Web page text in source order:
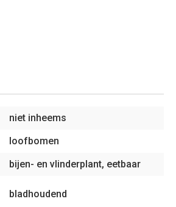
niet inheems
loofbomen
bijen- en vlinderplant, eetbaar
bladhoudend